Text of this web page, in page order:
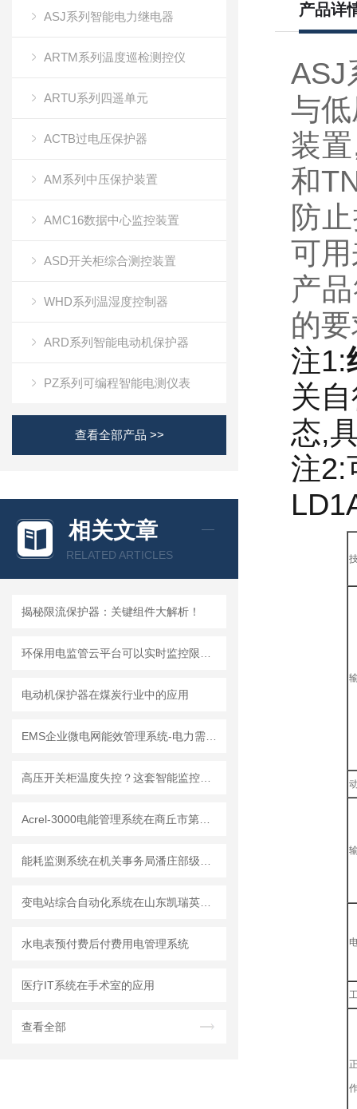
ASJ系列智能电力继电器
ARTM系列温度巡检测控仪
ARTU系列四遥单元
ACTB过电压保护器
AM系列中压保护装置
AMC16数据中心监控装置
ASD开关柜综合测控装置
WHD系列温湿度控制器
ARD系列智能电动机保护器
PZ系列可编程智能电测仪表
查看全部产品 >>
相关文章
RELATED ARTICLES
揭秘限流保护器：关键组件大解析！
电动机保护器在煤炭行业中的应用
水电表预付费后付费用电管理系统
医疗IT系统在手术室的应用
查看全部
产品详
ASJ
与
装
和
防
可
产
的
注1:
关
态,
注2: